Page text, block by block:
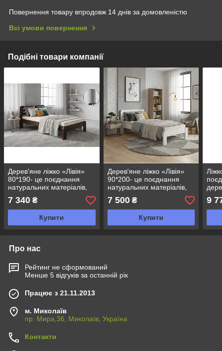
Повернення товару впродовж 14 днів за домовленістю
Всі умови повернення
Подібні товари компанії
Дерев'яне ліжко «Лівія»
80*190- це поєднання
натуральних матеріалів,
практичності та
елегантного дизайну.
7 340 ₴
Купити
Дерев'яне ліжко «Лівія»
90*200- це поєднання
натуральних матеріалів,
практичності та
елегантного дизайну.
7 500₴
Купити
9
Про нас
Рейтинг не сформований
Менше 5 відгуків за останній рік
Працює з 21.11.2013
м. Миколаїв
пр. Мира,36, Миколаїв, Україна
Контакти